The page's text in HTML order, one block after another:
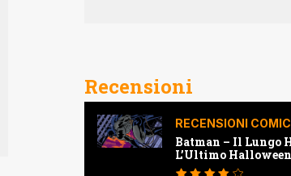
Recensioni
RECENSIONI
Batman – Il Lungo
L’Ultimo